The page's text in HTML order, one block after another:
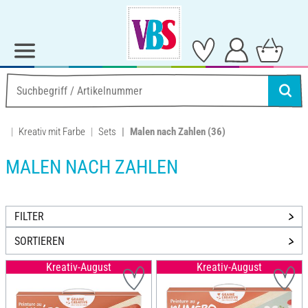
Kreativ mit Farbe Sets Malen nach Zahlen (36)
MALEN NACH ZAHLEN
FILTER
SORTIEREN
Kreativ-August Kreativ-August